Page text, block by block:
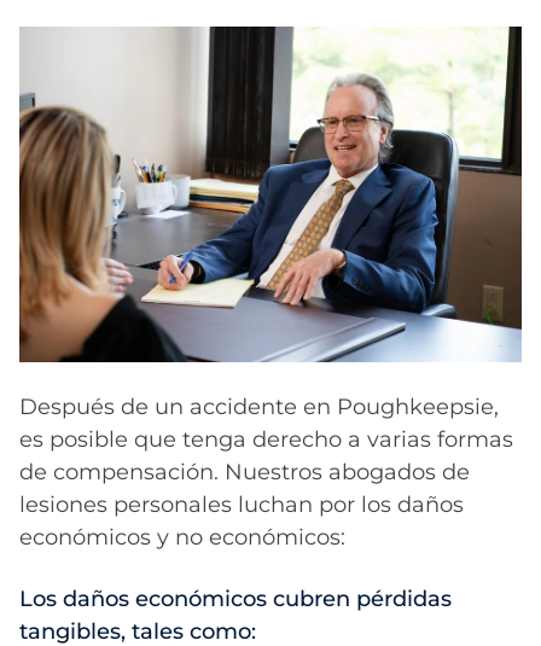
Después de un accidente en Poughkeepsie,
es posible que tenga derecho a varias formas
de compensación. Nuestros abogados de
lesiones personales luchan por los daños
económicos y no económicos:
Los daños económicos cubren pérdidas
tangibles, tales como: